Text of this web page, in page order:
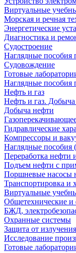
Виртуальные
Морская и речная
Энергетические
Диагностика и
Судостроение
Наглядные пособия
Судовождение
Готовые
Наглядные пособия
Нефть и газ
Нефть и газ.
Добыча нефти
Гидравлические
Компрессоры и
Наглядные пособия
Переработка нефти
Подъем нефти с
Поршневые насосы
Транспортировка и
Виртуальные
Общетехнические и
БЖД,
Охранные системы
Защита от излучения
Исследование
Готовые